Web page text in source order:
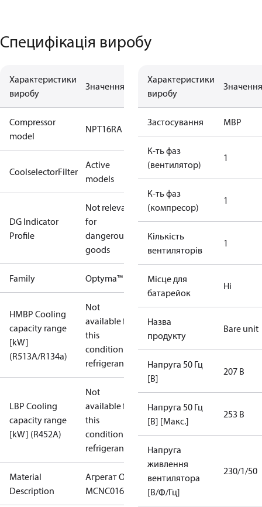
Специфікація виробу
Характеристики
виробу
Значення
Compressor
model
NPT16RA
CoolselectorFilter
Active
models
DG Indicator
Profile
Not relevant
for
dangerous
goods
Family Optyma™
HMBP Cooling
capacity range
[kW]
(R513A/R134a)
Not
available for
this
condition /
refrigerant
LBP Cooling
capacity range
[kW] (R452A)
Not
available for
this
condition /
refrigerant
Material
Description
Агрегат OP-
MCNC016NPA11G
Характеристики
виробу
Значення
Застосування MBP
К-ть фаз
(вентилятор)
1
К-ть фаз
(компресор)
1
Кількість
вентиляторів
1
Місце для
батарейок
Ні
Назва
продукту
Bare unit
Напруга 50 Гц
[В]
207 В
Напруга 50 Гц
[В] [Макс.]
253 В
Напруга
живлення
вентилятора
[В/Ф/Гц]
230/1/50